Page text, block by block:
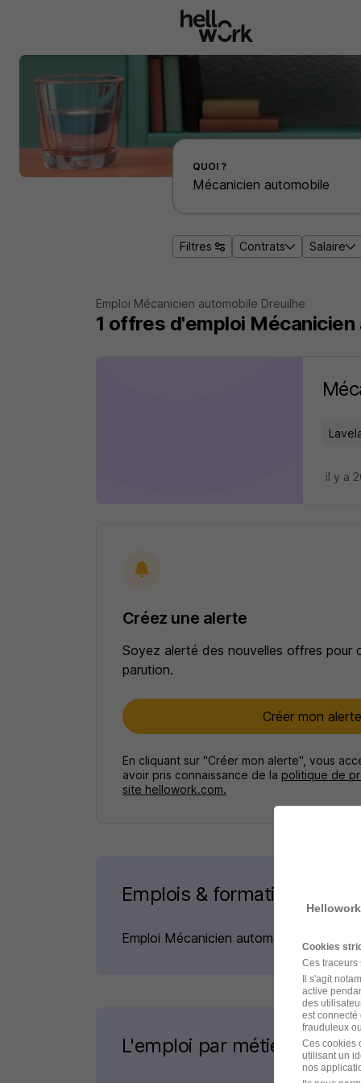
Effectuer une recherche d'emploi par localité
QUOI ?
Filtres Contrats Salaire
Emploi Mécanicien automobile Dreuilhe
1 offres d'emploi Mécanicien
il y a
Créez une alerte
Soyez alerté des nouvelles offres pour
parution.
Créer mon alerte
En cliquant sur "Créer mon alerte", vous
avoir pris connaissance de la politique de
site hellowork.com.
Emplois & formations
Emploi Mécanicien automobile
L'emploi par métier
Cookies
Ces traceurs
Il s'agit
active
des
est connecté
frauduleux
Ces cookies
utilisant un
nos